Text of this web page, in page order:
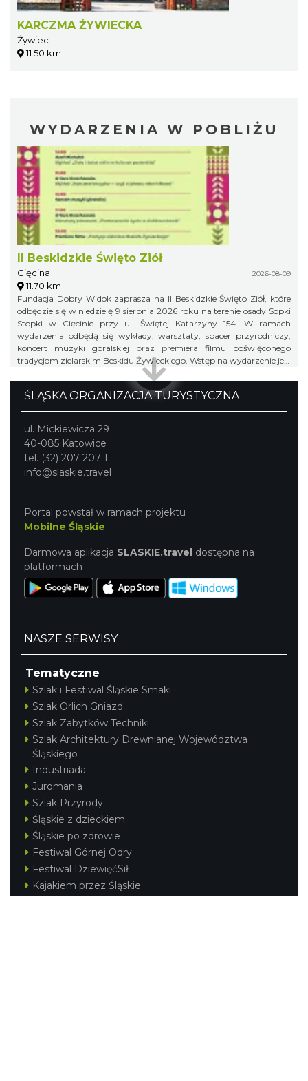
KARCZMA ŻYWIECKA
Żywiec
11.50 km
WYDARZENIA W POBLIŻU
II Beskidzkie Święto Ziół
Cięcina 2026-08-09
11.70 km
Fundacja Dobry Widok zaprasza na II Beskidzkie Święto Ziół, które
odbędzie się w niedzielę 9 sierpnia 2026 roku na terenie osady Sopki
Stopki w Cięcinie przy ul. Świętej Katarzyny 154. W ramach
wydarzenia odbędą się wykłady, warsztaty, spacer przyrodniczy,
koncert muzyki góralskiej oraz premiera filmu poświęconego
tradycjom zielarskim Beskidu Żywieckiego. Wstęp na wydarzenie jest
ŚLĄSKA ORGANIZACJA TURYSTYCZNA
ul. Mickiewicza 29
40-085 Katowice
tel. (32) 207 207 1
info@slaskie.travel
Portal powstał w ramach projektu
Mobilne Śląskie
Darmowa aplikacja SLASKIE.travel dostępna na
platformach
NASZE SERWISY
Tematyczne
Szlak i Festiwal Śląskie Smaki
Szlak Orlich Gniazd
Szlak Zabytków Techniki
Szlak Architektury Drewnianej Województwa
Śląskiego
Industriada
Juromania
Szlak Przyrody
Śląskie z dzieckiem
Śląskie po zdrowie
Festiwal Górnej Odry
Festiwal DziewięćSił
Kajakiem przez Śląskie